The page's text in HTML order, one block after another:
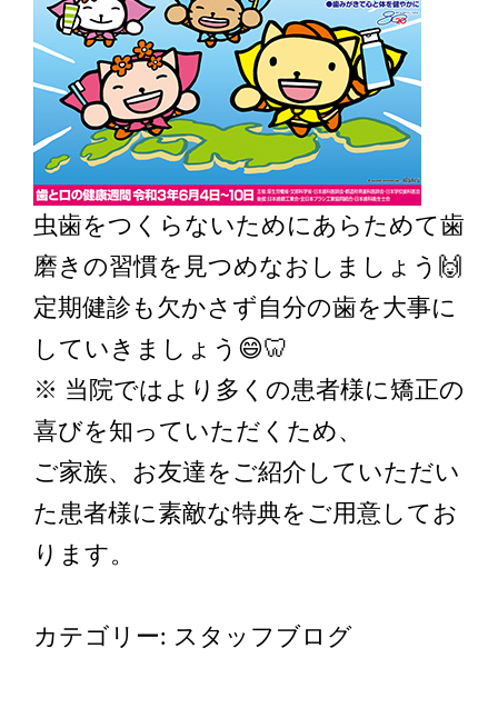
虫歯をつくらないためにあらためて歯
磨きの習慣を見つめなおしましょう🙌
定期健診も欠かさず自分の歯を大事に
していきましょう😄🦷
※ 当院ではより多くの患者様に矯正の
喜びを知っていただくため、
ご家族、お友達をご紹介していただい
た患者様に素敵な特典をご用意してお
ります。
カテゴリー: スタッフブログ